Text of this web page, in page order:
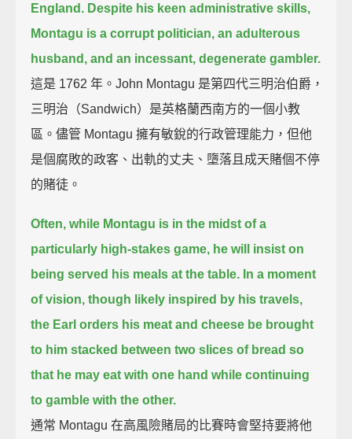
England. Despite his keen administrative skills,
Montagu is a corrupt politician, an adulterous
husband, and an incessant, degenerate gambler.
這是 1762 年。John Montagu 是第四代三明治伯爵，
三明治（Sandwich）是英格蘭西南方的一個小教
區。儘管 Montagu 擁有敏銳的行政管理能力，但他
是個腐敗的政客、出軌的丈夫、墮落且成天賭個不停
的賭徒。
Often, while Montagu is in the midst of a
particularly high-stakes game, he will insist on
being served his meals at the table. In a moment
of vision, though likely inspired by his travels,
the Earl orders his meat and cheese be brought
to him stacked between two slices of bread so
that he may eat with one hand while continuing
to gamble with the other.
通常 Montagu 在高風險賭局的比賽時會堅持要將他